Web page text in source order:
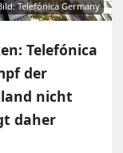
Telefónica Germany
Telefónica
der
nicht
daher